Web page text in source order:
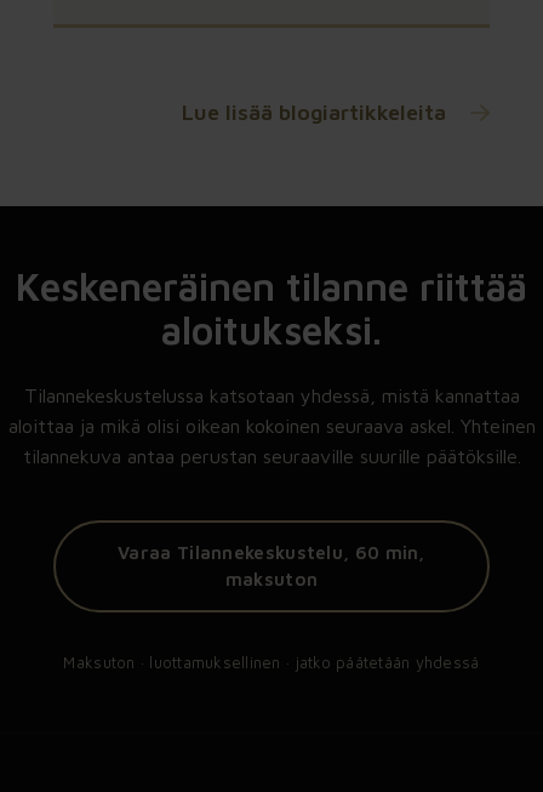
Lue lisää blogiartikkeleita
Keskeneräinen tilanne riittää
aloitukseksi.
Tilannekeskustelussa katsotaan yhdessä, mistä kannattaa
aloittaa ja mikä olisi oikean kokoinen seuraava askel. Yhteinen
tilannekuva antaa perustan seuraaville suurille päätöksille.
Varaa Tilannekeskustelu, 60 min,
maksuton
Maksuton · luottamuksellinen · jatko päätetään yhdessä